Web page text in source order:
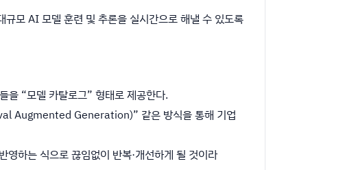
모 AI 모델 훈련 및 추론을 실시간으로 해낼 수 있도록
“모델 카탈로그” 형태로 제공한다.
Augmented Generation)” 같은 방식을 통해 기업
영하는 식으로 끊임없이 반복·개선하게 될 것이라